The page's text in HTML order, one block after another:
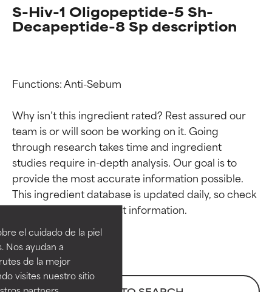
el cuidado de la piel
Nos ayudan a
de la mejor
visites nuestro sitio
S-Hiv-1 Oligopeptide-5 Sh-
Decapeptide-8 Sp description
Functions: Anti-Sebum
Why isn’t this ingredient rated? Rest assured our
team is or will soon be working on it. Going
through research takes time and ingredient
studies require in-depth analysis. Our goal is to
provide the most accurate information possible.
This ingredient database is updated daily, so check
Calificaciones de
ingredientes
EXCELENTE
Ingrediente sobresaliente con
beneficios reales para la piel. Su
eficacia está demostrada y
Calificaciones de
ingredientes
EXCELENTE
Ingrediente sobresaliente con
beneficios reales para la piel. Su
eficacia está demostrada y